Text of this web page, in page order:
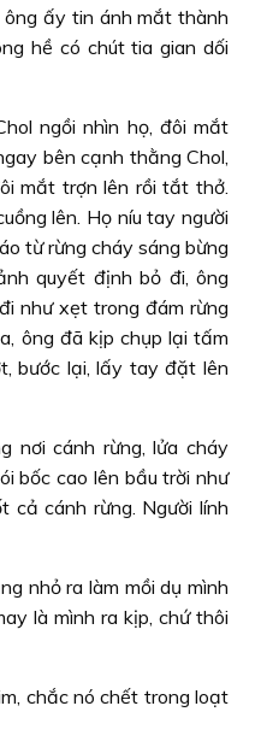
ông ấy tin ánh mắt thành
hề có chút tia gian dối
ngồi nhìn họ, đôi mắt
bên cạnh thằng Chol,
mắt trợn lên rồi tắt thở.
lên. Họ níu tay người
từ rừng cháy sáng bừng
quyết định bỏ đi, ông
như xẹt trong đám rừng
ông đã kịp chụp lại tấm
bước lại, lấy tay đặt lên
nơi cánh rừng, lửa cháy
bốc cao lên bầu trời như
cả cánh rừng. Người lính
nhỏ ra làm mồi dụ mình
là mình ra kịp, chứ thôi
chắc nó chết trong loạt